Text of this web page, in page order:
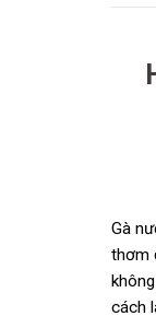
Gà
thơm
cách